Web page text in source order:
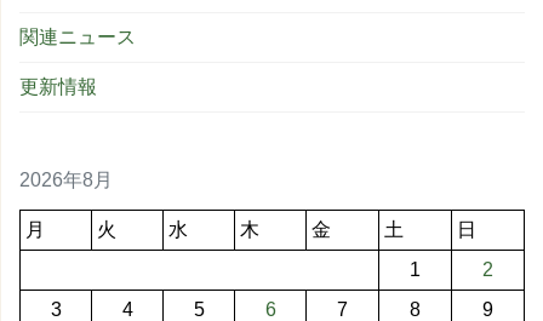
関連ニュース
更新情報
2026年8月
月 火 水 木 金 土
日
1
2
3
4 5 6 7 8
9